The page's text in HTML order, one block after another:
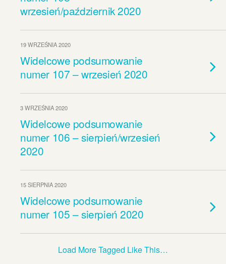
wrzesień/październik 2020
19 WRZEŚNIA 2020
Widelcowe podsumowanie
numer 107 – wrzesień 2020
3 WRZEŚNIA 2020
Widelcowe podsumowanie
numer 106 – sierpień/wrzesień
2020
15 SIERPNIA 2020
Widelcowe podsumowanie
numer 105 – sierpień 2020
Load More Tagged Like This…